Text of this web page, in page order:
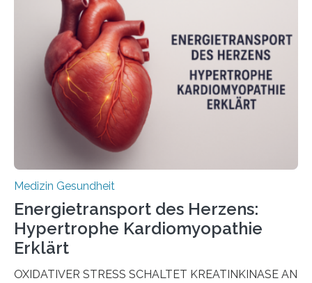
aus Gewebe von Patientinnen und Patienten –
sogenannte Organoide – genutzt werden können, um
vorab zu prüfen, welche Medikamente am besten
wirken. Dabei wurde ein Eiweiß identifiziert, das künftig
als Biomarker für die Wahl der passenden Therapie
dienen könnte. Darmkrebs zählt weltweit zu den
häufigsten Krebsarten und stellt…
Medizin Gesundheit
Energietransport des Herzens:
Hypertrophe Kardiomyopathie
Erklärt
OXIDATIVER STRESS SCHALTET KREATINKINASE AN